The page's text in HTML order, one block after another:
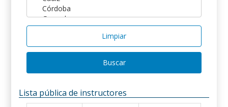
Limpiar
Buscar
Lista pública de instructores